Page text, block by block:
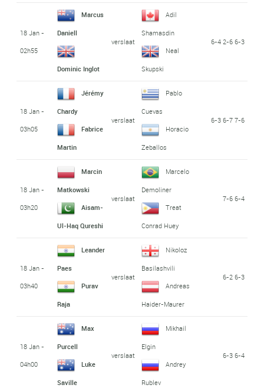
18 Jan -
02h55
Marcus
Daniell
Dominic Inglot
verslaat
Adil
Shamasdin
Neal
Skupski
6-4 2-6 6-3
18 Jan -
03h05
Jérémy
Chardy
Fabrice
Martin
verslaat
Pablo
Cuevas
Horacio
Zeballos
6-3 6-7 7-6
18 Jan -
03h20
Marcin
Matkowski
Aisam-
Ul-Haq Qureshi
verslaat
Marcelo
Demoliner
Treat
Conrad Huey
7-6 6-4
18 Jan -
03h40
Leander
Paes
Purav
Raja
verslaat
Nikoloz
Basilashvili
Andreas
Haider-Maurer
6-2 6-3
18 Jan -
04h00
Max
Purcell
Luke
Saville
verslaat
Mikhail
Elgin
Andrey
Rublev
6-3 6-4